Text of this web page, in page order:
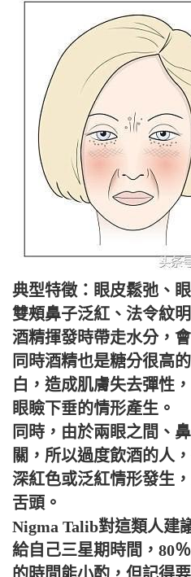
典型特徵：眼皮鬆弛、
雙頰鼻子泛紅、法令紋
酒精揮發時帶走水分，
同時酒精也是糖分很高
白，造成肌膚失去彈性
眼瞼下垂的情形產生。
同時，由於兩眼之間、
關，所以過度飲酒的人
深紅色或泛紅情形發生
舌頭。
Nigma Talib對這類人建
給自己三星期時間，80